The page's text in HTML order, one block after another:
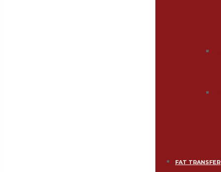
FAT TRANSFER